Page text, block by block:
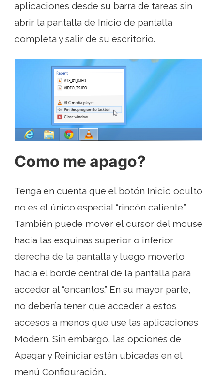
aplicaciones desde su barra de tareas sin
abrir la pantalla de Inicio de pantalla
completa y salir de su escritorio.
Como me apago?
Tenga en cuenta que el botón Inicio oculto
no es el único especial “rincón caliente.”
También puede mover el cursor del mouse
hacia las esquinas superior o inferior
derecha de la pantalla y luego moverlo
hacia el borde central de la pantalla para
acceder al “encantos.” En su mayor parte,
no debería tener que acceder a estos
accesos a menos que use las aplicaciones
Modern. Sin embargo, las opciones de
Apagar y Reiniciar están ubicadas en el
menú Configuración..